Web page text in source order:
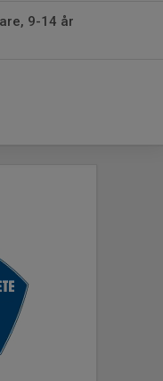
9-14 år